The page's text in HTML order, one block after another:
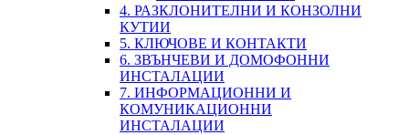
4. РАЗКЛОНИТЕЛНИ И КОНЗОЛНИ
КУТИИ
5. КЛЮЧОВЕ И КОНТАКТИ
6. ЗВЪНЧЕВИ И ДОМОФОННИ
ИНСТАЛАЦИИ
7. ИНФОРМАЦИОННИ И
КОМУНИКАЦИОННИ
ИНСТАЛАЦИИ